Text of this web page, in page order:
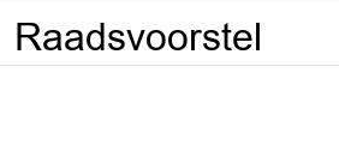
Raadsvoorstel